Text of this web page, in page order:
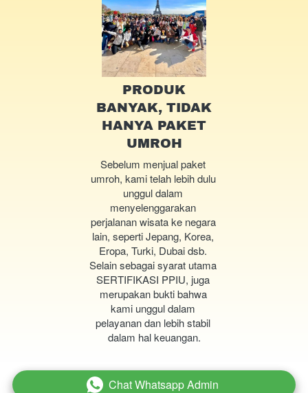
PRODUK
BANYAK, TIDAK
HANYA PAKET
UMROH
Sebelum menjual paket
umroh, kami telah lebih dulu
unggul dalam
menyelenggarakan
perjalanan wisata ke negara
lain, seperti Jepang, Korea,
Eropa, Turki, Dubai dsb.
Selain sebagai syarat utama
SERTIFIKASI PPIU, juga
merupakan bukti bahwa
kami unggul dalam
pelayanan dan lebih stabil
dalam hal keuangan.
` Chat Whatsapp Admin